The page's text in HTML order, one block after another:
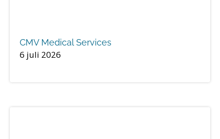
CMV Medical Services
6 juli 2026